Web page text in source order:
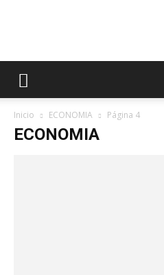
Inicio ECONOMIA Página 4
ECONOMIA